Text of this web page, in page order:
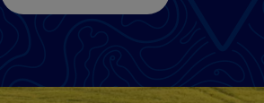
Chianti